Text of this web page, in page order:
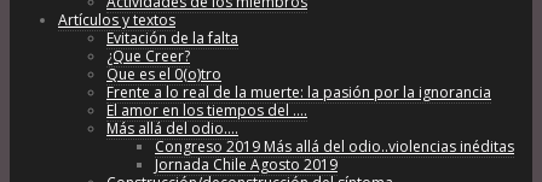
Artículos y textos
Evitación de la falta
¿Que Creer?
Que es el 0(o)tro
Frente a lo real de la muerte: la pasión por la ignorancia
El amor en los tiempos del ….
Más allá del odio….
Congreso 2019 Más allá del odio..violencias inéditas
Jornada Chile Agosto 2019